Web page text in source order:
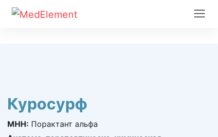
Куросурф
МНН: Порактант альфа